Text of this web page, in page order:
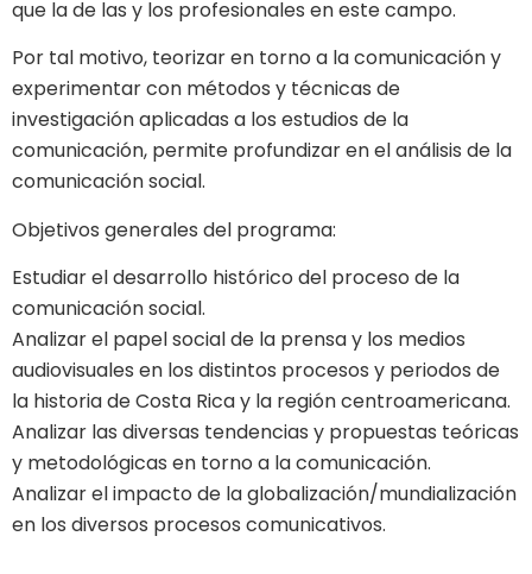
que la de las y los profesionales en este campo.
Por tal motivo, teorizar en torno a la comunicación y
experimentar con métodos y técnicas de
investigación aplicadas a los estudios de la
comunicación, permite profundizar en el análisis de la
comunicación social.
Objetivos generales del programa:
Estudiar el desarrollo histórico del proceso de la
comunicación social.
Analizar el papel social de la prensa y los medios
audiovisuales en los distintos procesos y periodos de
la historia de Costa Rica y la región centroamericana.
Analizar las diversas tendencias y propuestas teóricas
y metodológicas en torno a la comunicación.
Analizar el impacto de la globalización/mundialización
en los diversos procesos comunicativos.